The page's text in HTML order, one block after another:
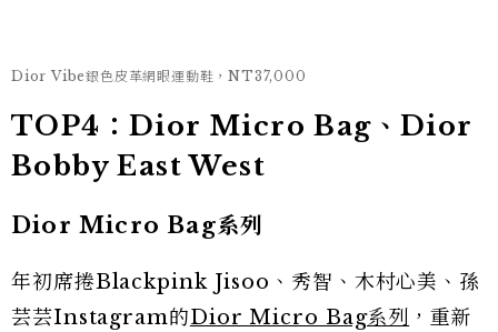
Dior Vibe銀色皮革網眼運動鞋，NT37,000
TOP4：Dior Micro Bag、Dior
Bobby East West
Dior Micro Bag系列
年初席捲Blackpink Jisoo、秀智、木村心美、孫
芸芸Instagram的Dior Micro Bag系列 ，重新